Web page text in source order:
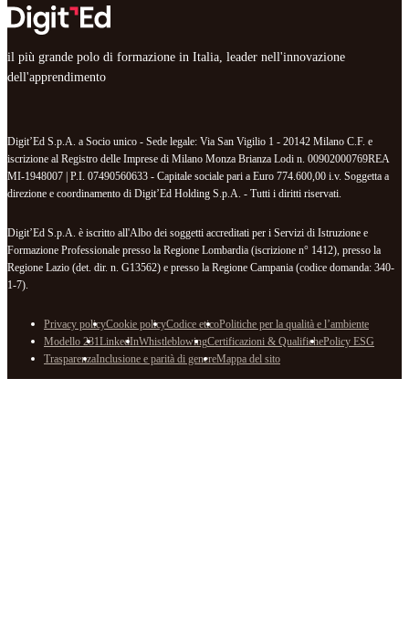
il più grande polo di formazione in Italia, leader nell'innovazione
dell'apprendimento
Digit’Ed S.p.A. a Socio unico - Sede legale: Via San Vigilio 1 - 20142 Milano C.F. e
iscrizione al Registro delle Imprese di Milano Monza Brianza Lodi n. 00902000769REA
MI-1948007 | P.I. 07490560633 - Capitale sociale pari a Euro 774.600,00 i.v. Soggetta a
direzione e coordinamento di Digit’Ed Holding S.p.A. - Tutti i diritti riservati.
Digit’Ed S.p.A. è iscritto all'Albo dei soggetti accreditati per i Servizi di Istruzione e
Formazione Professionale presso la Regione Lombardia (iscrizione n° 1412), presso la
Regione Lazio (det. dir. n. G13562) e presso la Regione Campania (codice domanda: 340-
1-7).
Privacy policyCookie policyCodice eticoPolitiche per la qualità e l’ambiente
Modello 231LinkedInWhistleblowingCertificazioni & QualifichePolicy ESG
TrasparenzaInclusione e parità di genereMappa del sito